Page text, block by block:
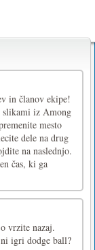
in članov ekipe!
iz Among
mesto
dele na drug
na naslednjo.
čas, ki ga
vrzite nazaj.
igri dodge ball?